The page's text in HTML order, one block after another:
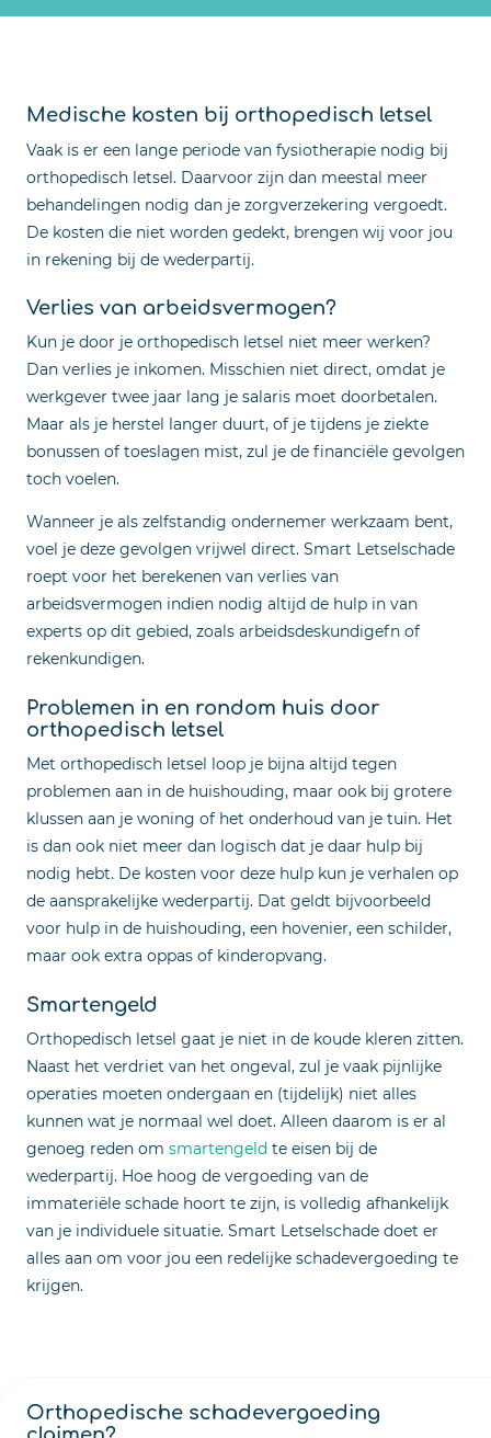
Medische kosten bij orthopedisch letsel
Vaak is er een lange periode van fysiotherapie nodig bij
orthopedisch letsel. Daarvoor zijn dan meestal meer
behandelingen nodig dan je zorgverzekering vergoedt.
De kosten die niet worden gedekt, brengen wij voor jou
in rekening bij de wederpartij.
Verlies van arbeidsvermogen?
Kun je door je orthopedisch letsel niet meer werken?
Dan verlies je inkomen. Misschien niet direct, omdat je
werkgever twee jaar lang je salaris moet doorbetalen.
Maar als je herstel langer duurt, of je tijdens je ziekte
bonussen of toeslagen mist, zul je de financiële gevolgen
toch voelen.
Wanneer je als zelfstandig ondernemer werkzaam bent,
voel je deze gevolgen vrijwel direct. Smart Letselschade
roept voor het berekenen van verlies van
arbeidsvermogen indien nodig altijd de hulp in van
experts op dit gebied, zoals arbeidsdeskundigefn of
rekenkundigen.
Problemen in en rondom huis door
orthopedisch letsel
Met orthopedisch letsel loop je bijna altijd tegen
problemen aan in de huishouding, maar ook bij grotere
klussen aan je woning of het onderhoud van je tuin. Het
is dan ook niet meer dan logisch dat je daar hulp bij
nodig hebt. De kosten voor deze hulp kun je verhalen op
de aansprakelijke wederpartij. Dat geldt bijvoorbeeld
voor hulp in de huishouding, een hovenier, een schilder,
maar ook extra oppas of kinderopvang.
Smartengeld
Orthopedisch letsel gaat je niet in de koude kleren zitten.
Naast het verdriet van het ongeval, zul je vaak pijnlijke
operaties moeten ondergaan en (tijdelijk) niet alles
kunnen wat je normaal wel doet. Alleen daarom is er al
genoeg reden om smartengeld te eisen bij de
wederpartij. Hoe hoog de vergoeding van de
immateriële schade hoort te zijn, is volledig afhankelijk
van je individuele situatie. Smart Letselschade doet er
alles aan om voor jou een redelijke schadevergoeding te
krijgen.
Orthopedische schadevergoeding